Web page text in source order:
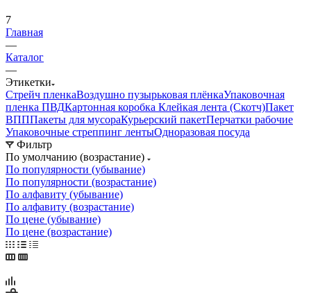
7
Главная
—
Каталог
—
Этикетки
Стрейч пленкаВоздушно пузырьковая плёнкаУпаковочная
пленка ПВДКартонная коробка Клейкая лента (Скотч)Пакет
ВПППакеты для мусораКурьерский пакетПерчатки рабочие
Упаковочные стреппинг лентыОдноразовая посуда
Фильтр
По умолчанию (возрастание)
По популярности (убывание)
По популярности (возрастание)
По алфавиту (убывание)
По алфавиту (возрастание)
По цене (убывание)
По цене (возрастание)